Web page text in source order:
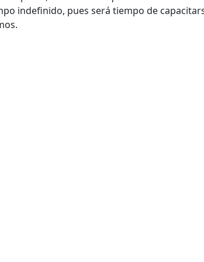
indefinido, pues será tiempo de